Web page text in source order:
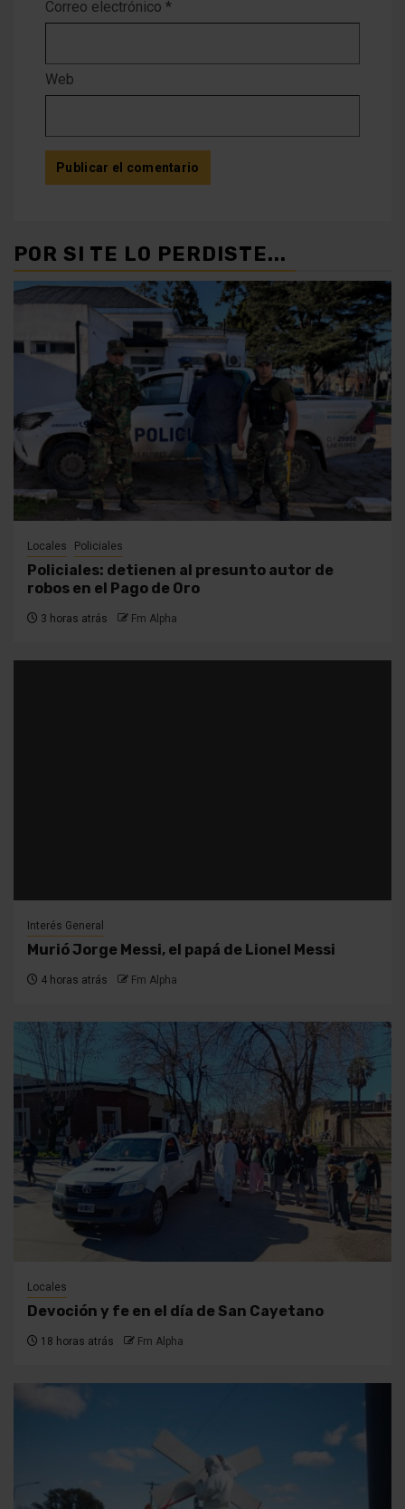
Correo electrónico *
Web
POR SI TE LO PERDISTE...
Locales Policiales
Policiales: detienen al presunto autor de
robos en el Pago de Oro
3 horas atrás Fm Alpha
Interés General
Murió Jorge Messi, el papá de Lionel Messi
4 horas atrás Fm Alpha
Locales
Devoción y fe en el día de San Cayetano
18 horas atrás Fm Alpha